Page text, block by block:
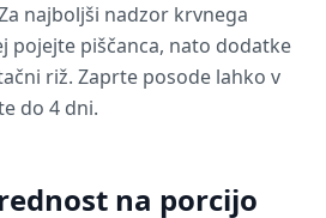
najboljši nadzor krvnega
pojejte piščanca, nato dodatke
riž. Zaprte posode lahko v
do 4 dni.
na porcijo